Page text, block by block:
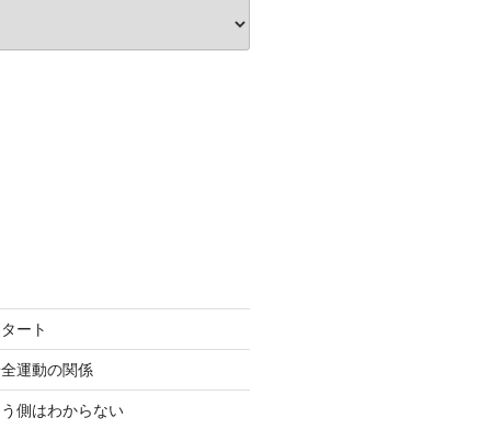
ート
運動の関係
側はわからない